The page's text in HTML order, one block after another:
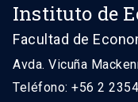
Instituto de
Facultad de
Avda. Vicuña
Teléfono: +56 2